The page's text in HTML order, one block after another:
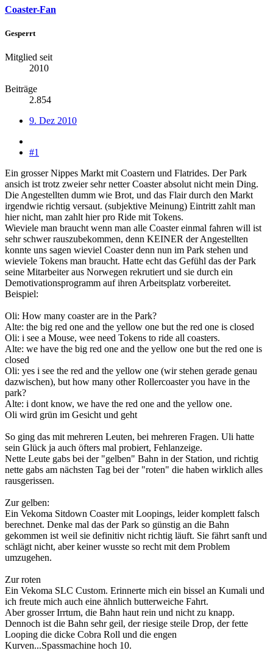
Coaster-Fan
Gesperrt
Mitglied seit
2010
Beiträge
2.854
9. Dez 2010
#1
Ein grosser Nippes Markt mit Coastern und Flatrides. Der Park
ansich ist trotz zweier sehr netter Coaster absolut nicht mein Ding.
Die Angestellten dumm wie Brot, und das Flair durch den Markt
irgendwie richtig versaut. (subjektive Meinung) Eintritt zahlt man
hier nicht, man zahlt hier pro Ride mit Tokens.
Wieviele man braucht wenn man alle Coaster einmal fahren will ist
sehr schwer rauszubekommen, denn KEINER der Angestellten
konnte uns sagen wieviel Coaster denn nun im Park stehen und
wieviele Tokens man braucht. Hatte echt das Gefühl das der Park
seine Mitarbeiter aus Norwegen rekrutiert und sie durch ein
Demotivationsprogramm auf ihren Arbeitsplatz vorbereitet.
Beispiel:
Oli: How many coaster are in the Park?
Alte: the big red one and the yellow one but the red one is closed
Oli: i see a Mouse, wee need Tokens to ride all coasters.
Alte: we have the big red one and the yellow one but the red one is
closed
Oli: yes i see the red and the yellow one (wir stehen gerade genau
dazwischen), but how many other Rollercoaster you have in the
park?
Alte: i dont know, we have the red one and the yellow one.
Oli wird grün im Gesicht und geht
So ging das mit mehreren Leuten, bei mehreren Fragen. Uli hatte
sein Glück ja auch öfters mal probiert, Fehlanzeige.
Nette Leute gabs bei der "gelben" Bahn in der Station, und richtig
nette gabs am nächsten Tag bei der "roten" die haben wirklich alles
rausgerissen.
Zur gelben:
Ein Vekoma Sitdown Coaster mit Loopings, leider komplett falsch
berechnet. Denke mal das der Park so günstig an die Bahn
gekommen ist weil sie definitiv nicht richtig läuft. Sie fährt sanft und
schlägt nicht, aber keiner wusste so recht mit dem Problem
umzugehen.
Zur roten
Ein Vekoma SLC Custom. Erinnerte mich ein bissel an Kumali und
ich freute mich auch eine ähnlich butterweiche Fahrt.
Aber grosser Irrtum, die Bahn haut rein und nicht zu knapp.
Dennoch ist die Bahn sehr geil, der riesige steile Drop, der fette
Looping die dicke Cobra Roll und die engen
Kurven...Spassmachine hoch 10.